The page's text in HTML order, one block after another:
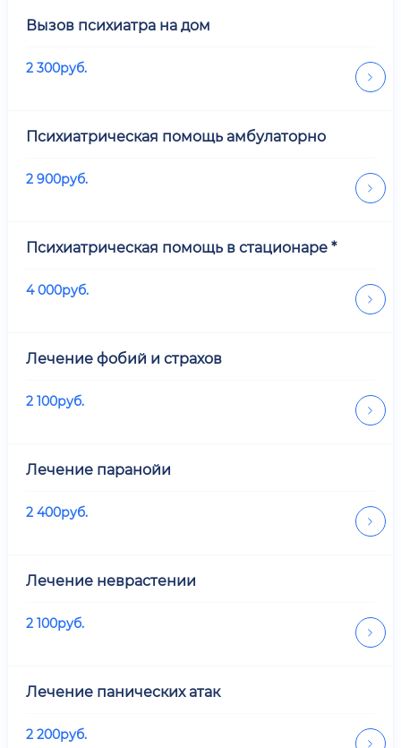
Вызов психиатра на дом
2 300руб.
Психиатрическая помощь амбулаторно
2 900руб.
Психиатрическая помощь в стационаре *
4 000руб.
Лечение фобий и страхов
2 100руб.
Лечение паранойи
2 400руб.
Лечение неврастении
2 100руб.
Лечение панических атак
2 200руб.